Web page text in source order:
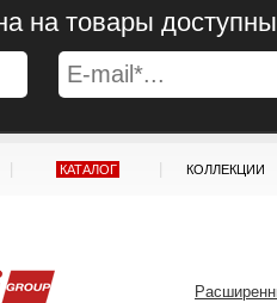
на товары
КАТАЛОГ КОЛЛЕКЦИИ